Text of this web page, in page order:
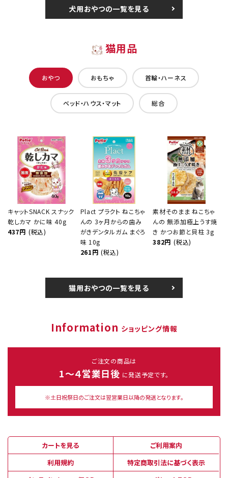
犬用おやつの一覧を見る
猫用品
おやつ おもちゃ 首輪・ハーネス
ベッド・ハウス・マット 総合
キャットSNACK スナック
乾しカマ かに味 40g
437円 (税込)
Plact プラクト ねこちゃ
んの 3ヶ月からの歯み
がきデンタルガム まぐろ
味 10g
261円 (税込)
素材そのまま ねこちゃ
んの 無添加極上うす焼
き かつお節と貝柱 3g
382円 (税込)
猫用おやつの一覧を見る
Information ショッピング情報
ご注文の商品は
1～４営業日後 に発送予定です。
※土日祝祭日のご注文は翌営業日以降の発送となります。
カートを見る
ご利用案内
利用規約
特定商取引法に基づく表示